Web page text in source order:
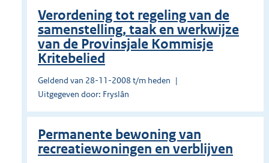
Verordening tot regeling van de
samenstelling, taak en werkwijze
van de Provinsjale Kommisje
Kritebelied
Geldend van 28-11-2008 t/m heden
Uitgegeven door: Fryslân
Permanente bewoning van
recreatiewoningen en verblijven